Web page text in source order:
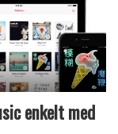
enkelt med